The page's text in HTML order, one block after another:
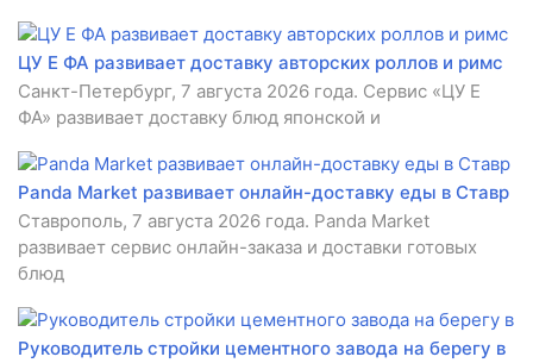
ЦУ Е ФА развивает доставку авторских роллов и римс
Санкт-Петербург, 7 августа 2026 года. Сервис «ЦУ Е
ФА» развивает доставку блюд японской и
Panda Market развивает онлайн-доставку еды в Ставр
Ставрополь, 7 августа 2026 года. Panda Market
развивает сервис онлайн-заказа и доставки готовых
блюд
Руководитель стройки цементного завода на берегу в